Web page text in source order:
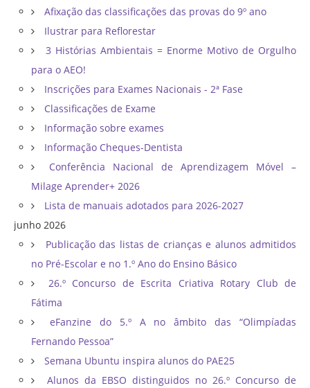
Afixação das classificações das provas do 9º ano
Ilustrar para Reflorestar
3 Histórias Ambientais = Enorme Motivo de Orgulho
para o AEO!
Inscrições para Exames Nacionais - 2ª Fase
Classificações de Exame
Informação sobre exames
Informação Cheques-Dentista
Conferência Nacional de Aprendizagem Móvel –
Milage Aprender+ 2026
Lista de manuais adotados para 2026-2027
junho 2026
Publicação das listas de crianças e alunos admitidos
no Pré-Escolar e no 1.º Ano do Ensino Básico
26.º Concurso de Escrita Criativa Rotary Club de
Fátima
eFanzine do 5.º A no âmbito das “Olimpíadas
Fernando Pessoa”
Semana Ubuntu inspira alunos do PAE25
Alunos da EBSO distinguidos no 26.º Concurso de